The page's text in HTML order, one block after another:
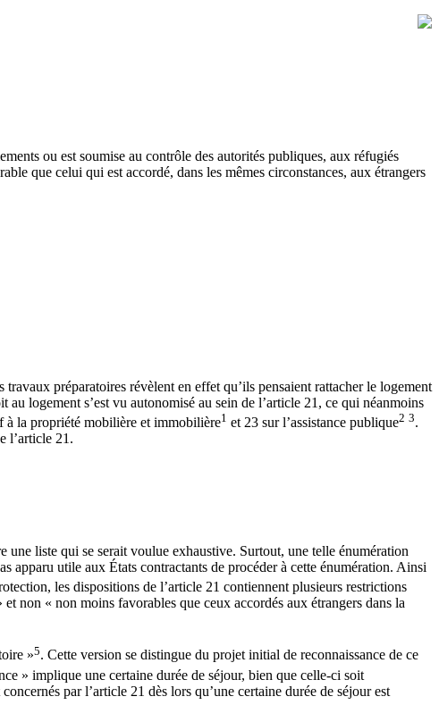
ou est soumise au contrôle des autorités publiques, aux réfugiés
que celui qui est accordé, dans les mêmes circonstances, aux étrangers
préparatoires révèlent en effet qu’ils pensaient rattacher le logement
logement s’est vu autonomisé au sein de l’article 21, ce qui néanmoins
à la propriété mobilière et immobilière1 et 23 sur l’assistance publique2 3.
l’article 21.
liste qui se serait voulue exhaustive. Surtout, une telle énumération
apparu utile aux États contractants de procéder à cette énumération. Ainsi
les dispositions de l’article 21 contiennent plusieurs restrictions
non « non moins favorables que ceux accordés aux étrangers dans la
»5. Cette version se distingue du projet initial de reconnaissance de ce
» implique une certaine durée de séjour, bien que celle-ci soit
par l’article 21 dès lors qu’une certaine durée de séjour est